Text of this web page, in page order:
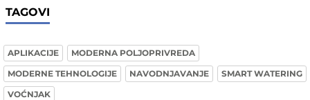
TAGOVI
APLIKACIJE
MODERNA POLJOPRIVREDA
MODERNE TEHNOLOGIJE
NAVODNJAVANJE
SMART WATERING
VOĆNJAK